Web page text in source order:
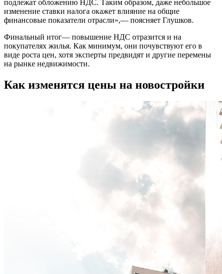
подлежат обложению НДС. Таким образом, даже небольшое
изменение ставки налога окажет влияние на общие
финансовые показатели отрасли»,— поясняет Глушков.
Финальный итог— повышение НДС отразится и на
покупателях жилья. Как минимум, они почувствуют его в
виде роста цен, хотя эксперты предвидят и другие перемены
на рынке недвижимости.
Как изменятся цены на новостройки